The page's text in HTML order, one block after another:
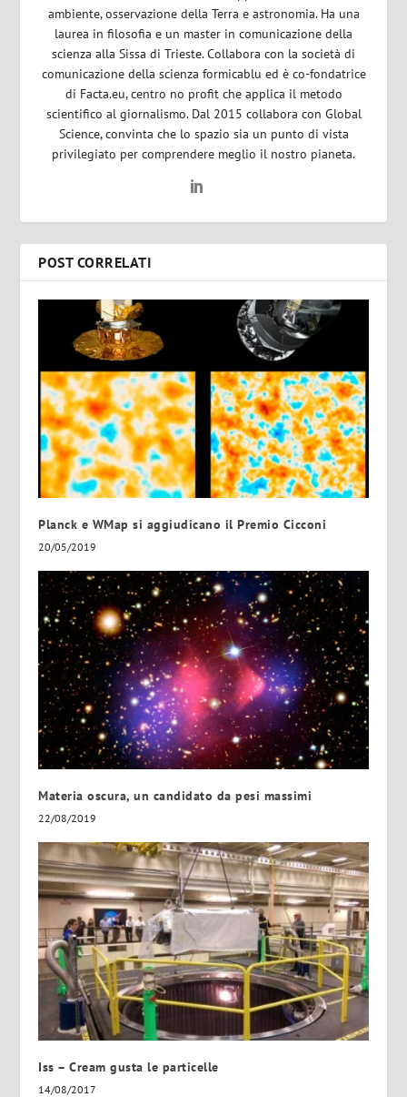
ambiente, osservazione della Terra e astronomia. Ha una
laurea in filosofia e un master in comunicazione della
scienza alla Sissa di Trieste. Collabora con la società di
comunicazione della scienza formicablu ed è co-fondatrice
di Facta.eu, centro no profit che applica il metodo
scientifico al giornalismo. Dal 2015 collabora con Global
Science, convinta che lo spazio sia un punto di vista
privilegiato per comprendere meglio il nostro pianeta.
POST CORRELATI
Planck e WMap si aggiudicano il Premio Cicconi
20/05/2019
Materia oscura, un candidato da pesi massimi
22/08/2019
Iss – Cream gusta le particelle
14/08/2017